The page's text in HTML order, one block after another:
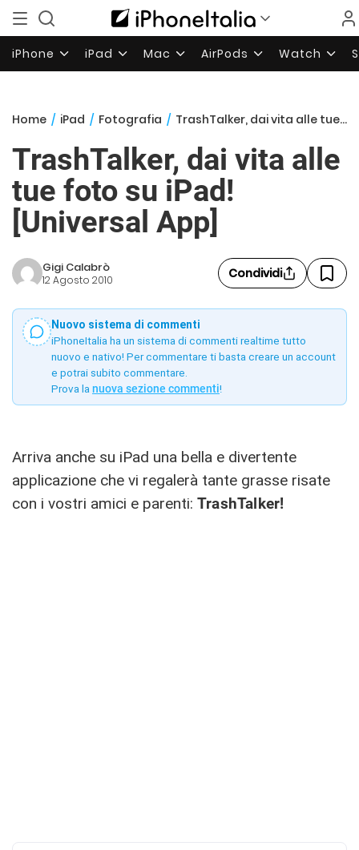
iPhone iPad Mac AirPods Watch
Home / iPad / Fotografia / TrashTalker, dai vita alle tue foto su iPad! [Universal App]
TrashTalker, dai vita alle
tue foto su iPad!
[Universal App]
Gigi Calabrò
12 Agosto 2010 Condividi
Nuovo sistema di commenti
iPhoneItalia ha un sistema di commenti realtime tutto
nuovo e nativo! Per commentare ti basta creare un account
e potrai subito commentare.
Prova la nuova sezione commenti!
Arriva anche su iPad una bella e divertente
applicazione che vi regalerà tante grasse risate
con i vostri amici e parenti: TrashTalker!